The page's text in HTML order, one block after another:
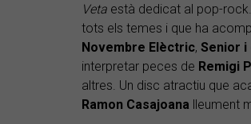
Veta està dedicat al pop-rock.
tots els temes i que ha
Novembre Elèctric, Senior i
interpretar peces de Remigi
altres. Un disc atractiu que
Ramon Casajoana lleument